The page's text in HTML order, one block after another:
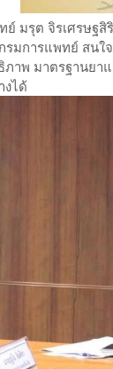
ย์ มรุต จิรเศรษฐ
รมการแพทย์ สนใ
ภาพ มาตรฐานยา
งได้